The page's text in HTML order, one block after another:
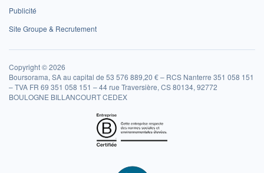
Publicité
Site Groupe & Recrutement
Copyright © 2026
Boursorama, SA au capital de 53 576 889,20 € – RCS Nanterre 351 058 151
– TVA FR 69 351 058 151 – 44 rue Traversière, CS 80134, 92772
BOULOGNE BILLANCOURT CEDEX